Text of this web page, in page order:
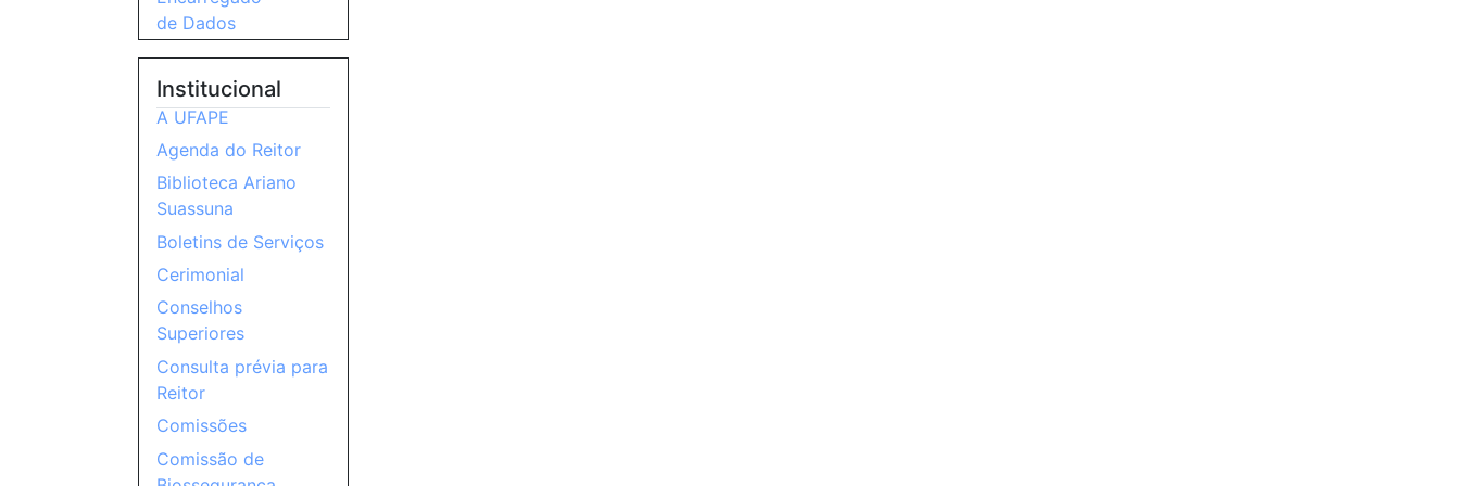
de Dados
Institucional
A UFAPE
Agenda do Reitor
Biblioteca Ariano
Suassuna
Boletins de Serviços
Cerimonial
Conselhos
Superiores
Consulta prévia para
Reitor
Comissões
Comissão de